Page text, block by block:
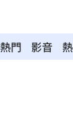
熱門 影音